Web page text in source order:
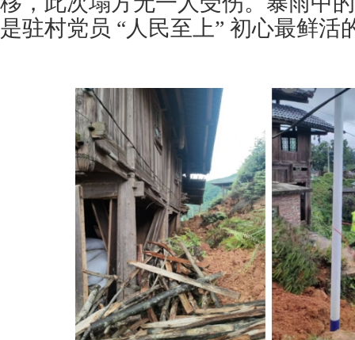
是驻村党员 “人民至上” 初心最鲜活